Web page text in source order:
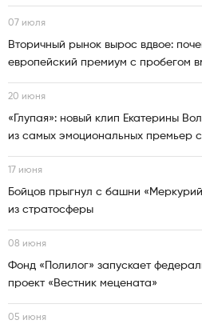
07 июля
Вторичный рынок вырос вдвое:
европейский премиум с пробегом
20 июня
«Глупая»: новый клип Екатерины
из самых эмоциональных премьер
17 июня
Бойцов прыгнул с башни
из стратосферы
08 июня
Фонд «Полилог» запускает
проект «Вестник мецената»
05 июня